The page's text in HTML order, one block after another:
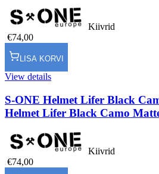
Kiivrid
€74,00
LISA KORVI
View details
S-ONE Helmet Lifer Black
Helmet Lifer Black Camo
Kiivrid
€74,00